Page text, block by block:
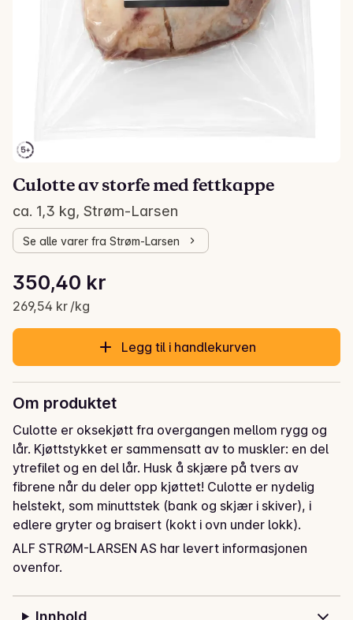
Culotte av storfe med fettkappe
ca. 1,3 kg, Strøm-Larsen
Se alle varer fra Strøm-Larsen
Gjeldende pris er: 350,40 kr
350,40 kr
269,54 kr /kg
Stykkpris: 269,54 kr /kg
Legg til i handlekurven
Om produktet
Culotte er oksekjøtt fra overgangen mellom rygg og
lår. Kjøttstykket er sammensatt av to muskler: en del
ytrefilet og en del lår. Husk å skjære på tvers av
fibrene når du deler opp kjøttet! Culotte er nydelig
helstekt, som minuttstek (bank og skjær i skiver), i
edlere gryter og braisert (kokt i ovn under lokk).
Storfe Culotte
ALF STRØM-LARSEN AS har levert informasjonen
ovenfor.
Innhold